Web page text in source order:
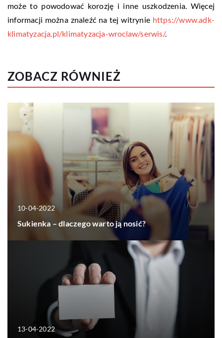
może to powodować korozję i inne uszkodzenia. Więcej
informacji można znaleźć na tej witrynie https://www.adk-
klimatyzacja.pl/klimatyzacja-wroclaw/serwis/.
ZOBACZ RÓWNIEŻ
10-04-2022
Sukienka – dlaczego warto ją nosić?
13-04-2022